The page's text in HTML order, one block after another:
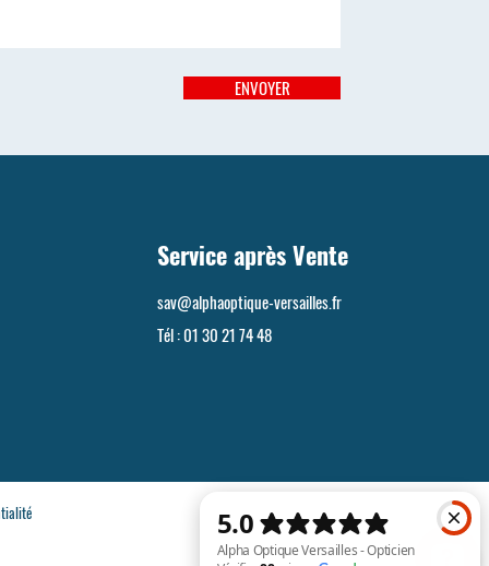
ENVOYER
Service après Vente
sav@alphaoptique-versailles.fr
Tél :01 30 21 74 48